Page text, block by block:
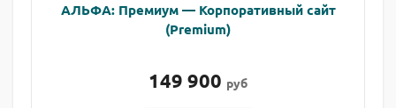
АЛЬФА: Премиум — Корпоративный сайт
(Premium)
149 900 руб